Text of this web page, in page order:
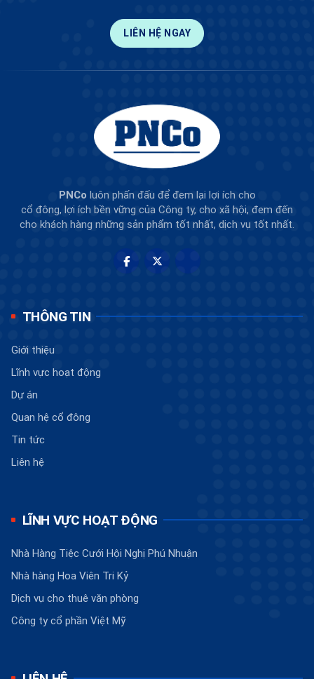
LIÊN HỆ NGAY
PNCo luôn phấn đấu để đem lại lợi ích cho
cổ đông, lợi ích bền vững của Công ty, cho xã hội, đem đến
cho khách hàng những sản phẩm tốt nhất, dịch vụ tốt nhất.
THÔNG TIN
Giới thiệu
Lĩnh vực hoạt động
Dự án
Quan hệ cổ đông
Tin tức
Liên hệ
LĨNH VỰC HOẠT ĐỘNG
Nhà Hàng Tiệc Cưới Hội Nghị Phú Nhuận
Nhà hàng Hoa Viên Tri Kỷ
Dịch vụ cho thuê văn phòng
Công ty cổ phần Việt Mỹ